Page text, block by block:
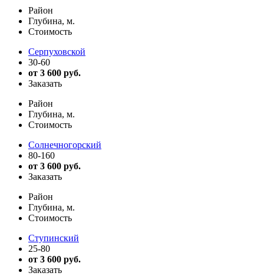
Район
Глубина, м.
Стоимость
Серпуховской
30-60
от 3 600 руб.
Заказать
Район
Глубина, м.
Стоимость
Солнечногорский
80-160
от 3 600 руб.
Заказать
Район
Глубина, м.
Стоимость
Ступинский
25-80
от 3 600 руб.
Заказать